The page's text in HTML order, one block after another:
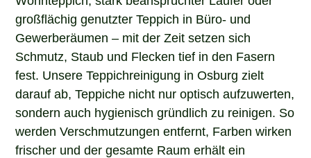
großflächig genutzter Teppich in Büro- und
Gewerberäumen – mit der Zeit setzen sich
Schmutz, Staub und Flecken tief in den Fasern
fest. Unsere Teppichreinigung in Osburg zielt
darauf ab, Teppiche nicht nur optisch aufzuwerten,
sondern auch hygienisch gründlich zu reinigen. So
werden Verschmutzungen entfernt, Farben wirken
frischer und der gesamte Raum erhält ein